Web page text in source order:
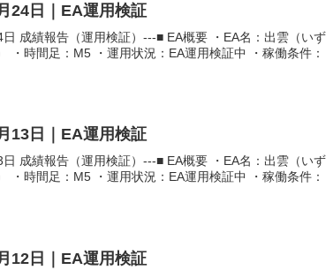
24日｜EA運用検証
日 成績報告（運用検証）---■ EA概要 ・EA名：出雲（いず
・時間足：M5 ・運用状況：EA運用検証中 ・稼働条件：
13日｜EA運用検証
日 成績報告（運用検証）---■ EA概要 ・EA名：出雲（いず
・時間足：M5 ・運用状況：EA運用検証中 ・稼働条件：
12日｜EA運用検証